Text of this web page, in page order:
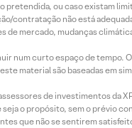
ou caso existam
contratação não está
mercado, mudanças
num curto espaço de tempo.
material são baseadas em
de investimentos da
o propósito, sem o prévio
que não se sentirem